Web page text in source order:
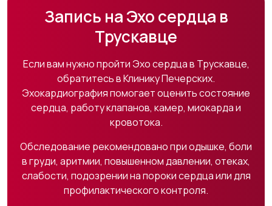
Запись на Эхо сердца в
Трускавце
Если вам нужно пройти Эхо сердца в Трускавце,
обратитесь в Клинику Печерских.
Эхокардиография помогает оценить состояние
сердца, работу клапанов, камер, миокарда и
кровотока.
Обследование рекомендовано при одышке, боли
в груди, аритмии, повышенном давлении, отеках,
слабости, подозрении на пороки сердца или для
профилактического контроля.